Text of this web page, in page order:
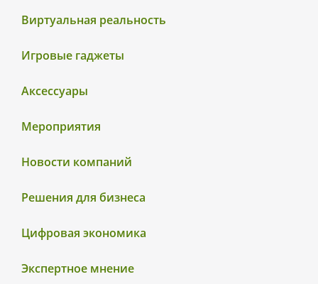
Виртуальная реальность
Игровые гаджеты
Аксессуары
Мероприятия
Новости компаний
Решения для бизнеса
Цифровая экономика
Экспертное мнение